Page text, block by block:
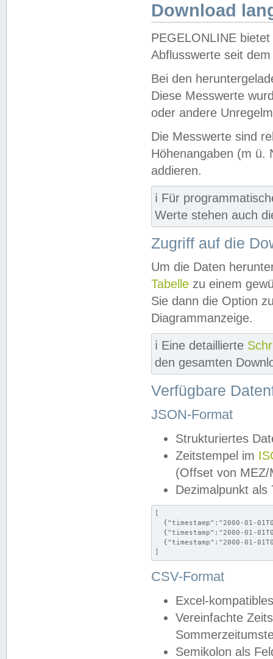
Download
PEGELONLINE
Abflusswerte seit
Bei den
Diese Messwerte
oder andere
Die Messwerte sind
Höhenangaben (m ü.
addieren.
ℹ️ Für
Werte stehen auch
Zugriff auf die
Um die Daten
Tabelle zu einem
Sie dann die Option
Diagrammanzeige.
ℹ️ Eine detaillierte
den gesamten
Verfügbare
JSON-Format
Strukturiertes
Zeitstempel im
(Offset von MEZ/
Dezimalpunkt als
[
{"timestamp":"2000-01-
{"timestamp":"2000-01-
{"timestamp":"2000-01-
]
CSV-Format
Excel-
Vereinfachte
Semikolon als